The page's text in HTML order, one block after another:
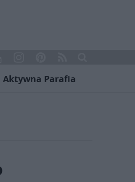
Aktywna Parafia